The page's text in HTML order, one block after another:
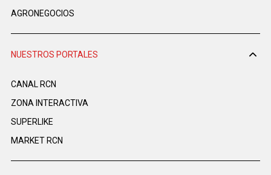
AGRONEGOCIOS
NUESTROS PORTALES
CANAL RCN
ZONA INTERACTIVA
SUPERLIKE
MARKET RCN